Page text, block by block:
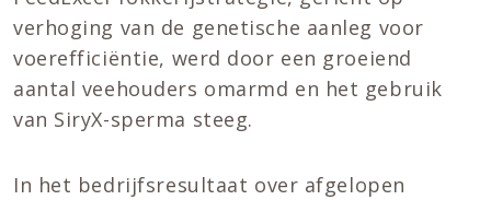
verhoging van de genetische aanleg voor
voerefficiëntie, werd door een groeiend
aantal veehouders omarmd en het gebruik
van SiryX-sperma steeg.
In het bedrijfsresultaat over afgelopen